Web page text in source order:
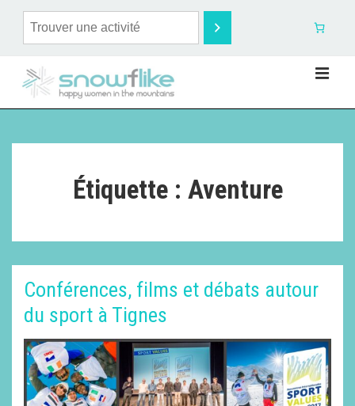
Étiquette : Aventure
Conférences, films et débats autour
du sport à Tignes